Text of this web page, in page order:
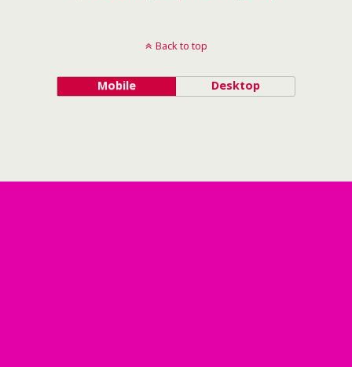
Back to top
Mobile Desktop